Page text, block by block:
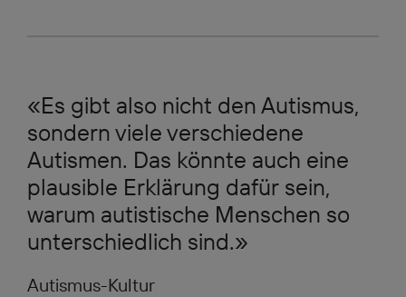
«Es gibt also nicht den Autismus,
sondern viele verschiedene
Autismen. Das könnte auch eine
plausible Erklärung dafür sein,
warum autistische Menschen so
unterschiedlich sind.»
Autismus-Kultur